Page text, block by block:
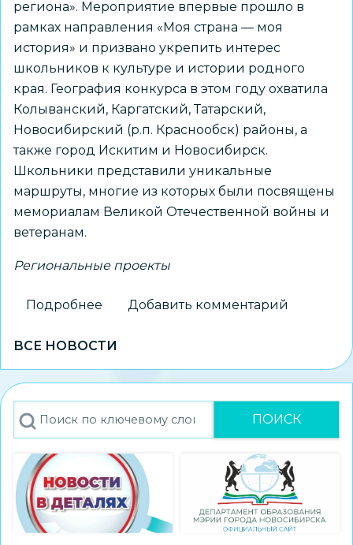
региона». Мероприятие впервые прошло в
рамках направления «Моя страна — моя
история» и призвано укрепить интерес
школьников к культуре и истории родного
края. География конкурса в этом году охватила
Колыванский, Каргатский, Татарский,
Новосибирский (р.п. Краснообск) районы, а
также город Искитим и Новосибирск.
Школьники представили уникальные
маршруты, многие из которых были посвящены
мемориалам Великой Отечественной войны и
ветеранам.
Региональные проекты
Подробнее
школьник
стал
победителем
экскурсионных
«Памятные
места
моего
региона»
Добавить комментарий
ВСЕ НОВОСТИ
Поиск